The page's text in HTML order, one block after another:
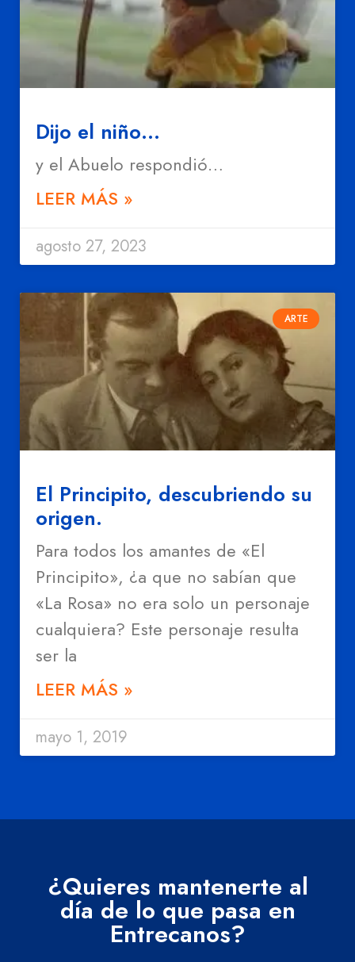
Dijo el niño…
y el Abuelo respondió…
LEER MÁS »
agosto 27, 2023
ARTE
El Principito, descubriendo su
origen.
Para todos los amantes de «El
Principito», ¿a que no sabían que
«La Rosa» no era solo un personaje
cualquiera? Este personaje resulta
ser la
LEER MÁS »
mayo 1, 2019
¿Quieres mantenerte al
día de lo que pasa en
Entrecanos?